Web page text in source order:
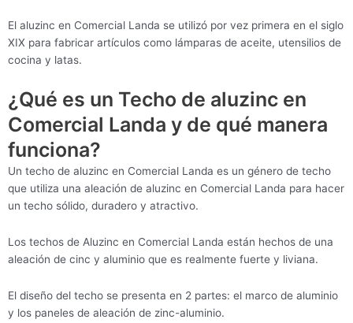
El aluzinc en Comercial Landa se utilizó por vez primera en el siglo
XIX para fabricar artículos como lámparas de aceite, utensilios de
cocina y latas.
¿Qué es un Techo de aluzinc en
Comercial Landa y de qué manera
funciona?
Un techo de aluzinc en Comercial Landa es un género de techo
que utiliza una aleación de aluzinc en Comercial Landa para hacer
un techo sólido, duradero y atractivo.
Los techos de Aluzinc en Comercial Landa están hechos de una
aleación de cinc y aluminio que es realmente fuerte y liviana.
El diseño del techo se presenta en 2 partes: el marco de aluminio
y los paneles de aleación de zinc-aluminio.